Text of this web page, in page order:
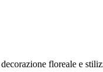
floreale e